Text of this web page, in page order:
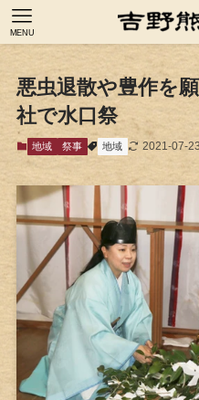
MENU
悪虫退散や豊作を
社で水口祭
地域 祭事 地域 2021-07-23